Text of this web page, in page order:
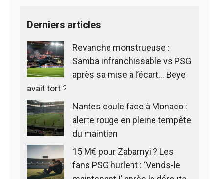
Derniers articles
Revanche monstrueuse :
Samba infranchissable vs PSG
après sa mise à l’écart… Beye
avait tort ?
Nantes coule face à Monaco :
alerte rouge en pleine tempête
du maintien
15 M€ pour Zabarnyi ? Les
fans PSG hurlent : ‘Vends-le